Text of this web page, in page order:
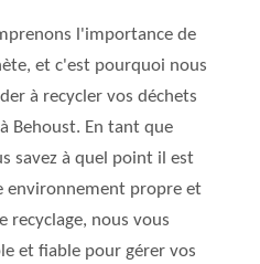
l'importance de
et c'est pourquoi nous
à recycler vos déchets
Behoust. En tant que
savez à quel point il est
environnement propre et
recyclage, nous vous
et fiable pour gérer vos